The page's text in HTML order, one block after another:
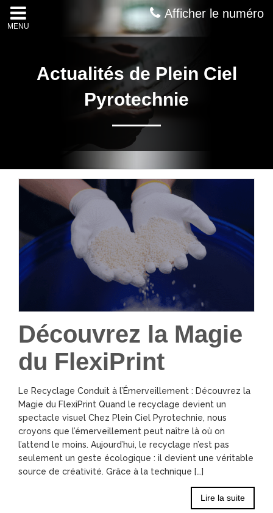
MENU
Afficher le numéro
Actualités de Plein Ciel
Pyrotechnie
Découvrez la Magie
du FlexiPrint
Le Recyclage Conduit à l’Émerveillement : Découvrez la
Magie du FlexiPrint Quand le recyclage devient un
spectacle visuel Chez Plein Ciel Pyrotechnie, nous
croyons que l’émerveillement peut naître là où on
l’attend le moins. Aujourd’hui, le recyclage n’est pas
seulement un geste écologique : il devient une véritable
source de créativité. Grâce à la technique […]
Lire la suite